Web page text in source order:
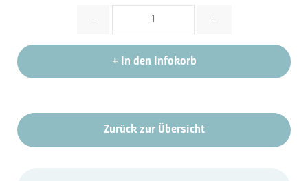
- +
+ In den Infokorb
Zurück zur Übersicht